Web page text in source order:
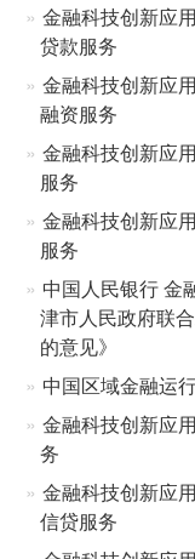
金融科技创新应
贷款服务
金融科技创新应
融资服务
金融科技创新应
服务
金融科技创新应
服务
中国人民银行 金
津市人民政府联
的意见》
中国区域金融运
金融科技创新应
务
金融科技创新应
信贷服务